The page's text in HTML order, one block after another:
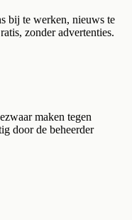
bij te werken, nieuws te
zonder advertenties.
maken tegen
door de beheerder